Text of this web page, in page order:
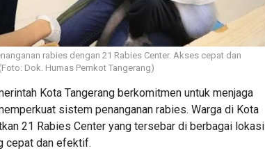
rabies dengan 21 Rabies Center. Akses cepat dan
Dok. Humas Pemkot Tangerang)
Kota Tangerang berkomitmen untuk menjaga
sistem penanganan rabies. Warga di Kota
21 Rabies Center yang tersebar di berbagai lokasi
cepat dan efektif.